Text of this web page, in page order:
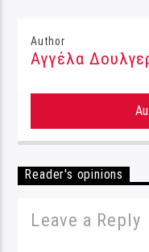
Author
Αγγέλα
Reader's opinions
Leave a Reply